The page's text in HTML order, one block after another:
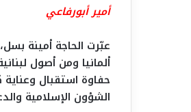
أمير أبورفاعي
عبّرت الحاجة أمينة
ألمانيا ومن أصول
حفاوة استقبال
الشؤون الإسلامية